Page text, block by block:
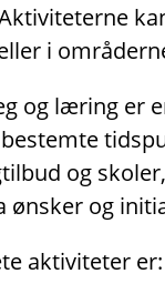
i
og læring er
og
ønsker og
aktiviteter er: